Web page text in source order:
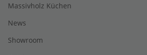
Massivholz Küchen
News
Showroom